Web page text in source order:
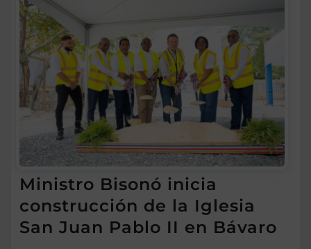
Ministro Bisonó inicia
construcción de la Iglesia
San Juan Pablo II en Bávaro